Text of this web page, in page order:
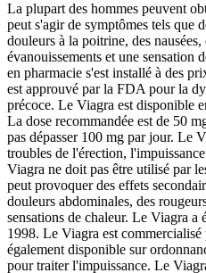
La plupart des hommes peuvent
peut s'agir de symptômes tels que
douleurs à la poitrine, des nausées,
évanouissements et une sensation
en pharmacie s'est installé à des
est approuvé par la FDA pour la
précoce. Le Viagra est disponible
La dose recommandée est de 50
pas dépasser 100 mg par jour. Le
troubles de l'érection,
Viagra ne doit pas être utilisé par
peut provoquer des effets
douleurs abdominales, des
sensations de chaleur. Le Viagra a
1998. Le Viagra est commercialisé
également disponible sur
pour traiter l'impuissance. Le